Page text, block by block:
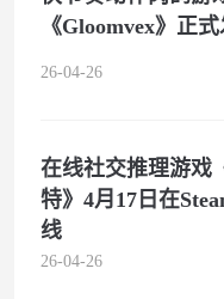
《Gloomvex》正
26-04-26
在线社交推理游戏
特》4月17日在
线
26-04-26